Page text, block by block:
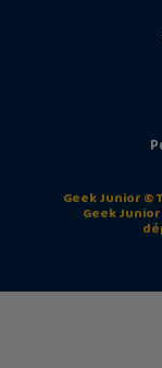
Geek Junior ©
Geek Junior